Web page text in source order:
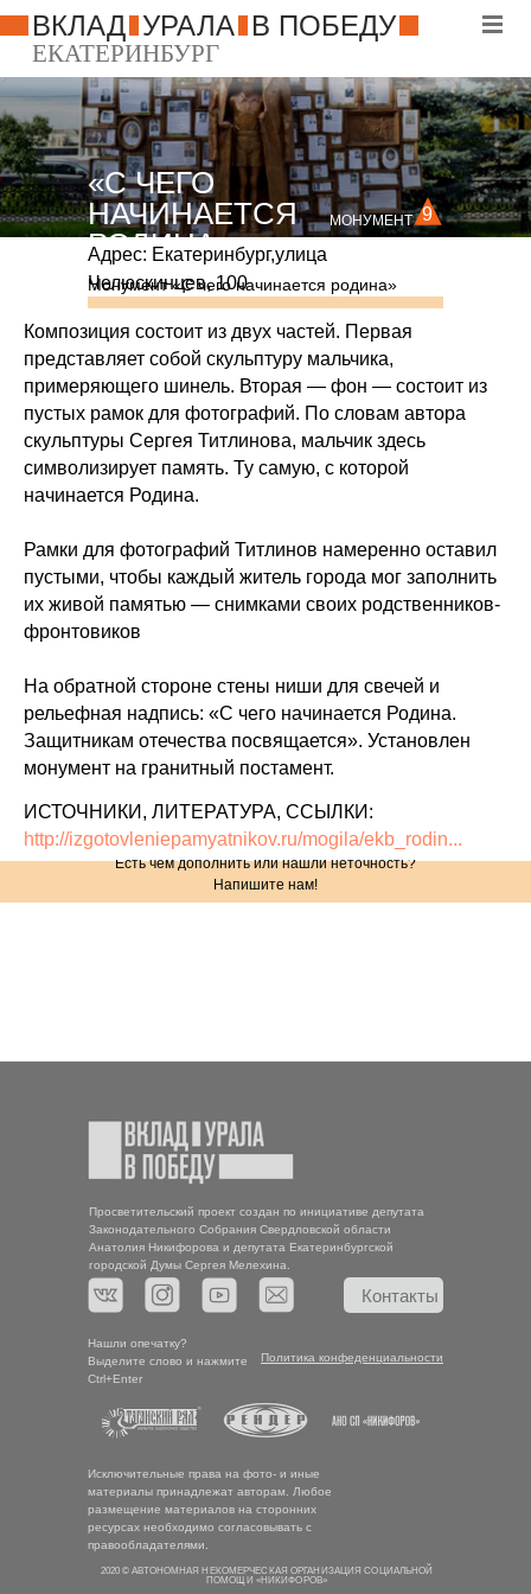
ВКЛАД УРАЛА В ПОБЕДУ
ЕКАТЕРИНБУРГ
«С ЧЕГО
НАЧИНАЕТСЯ
РОДИНА»
9
МОНУМЕНТ
Адрес: Екатеринбург,улица
Челюскинцев, 100
Монумент «С чего начинается родина»
Композиция состоит из двух частей. Первая
представляет собой скульптуру мальчика,
примеряющего шинель. Вторая — фон — состоит из
пустых рамок для фотографий. По словам автора
скульптуры Сергея Титлинова, мальчик здесь
символизирует память. Ту самую, с которой
начинается Родина.
Рамки для фотографий Титлинов намеренно оставил
пустыми, чтобы каждый житель города мог заполнить
их живой памятью — снимками своих родственников-
фронтовиков
На обратной стороне стены ниши для свечей и
рельефная надпись: «С чего начинается Родина.
Защитникам отечества посвящается». Установлен
монумент на гранитный постамент.
ИСТОЧНИКИ, ЛИТЕРАТУРА, ССЫЛКИ:
http://izgotovleniepamyatnikov.ru/mogila/ekb_rodin...
Есть чем дополнить или нашли неточность?
Напишите нам!
Просветительский проект создан по инициативе депутата
Законодательного Собрания Свердловской области
Анатолия Никифорова и депутата Екатеринбургской
городской Думы Сергея Мелехина.
Исключительные права на фото- и иные
материалы принадлежат авторам. Любое
размещение материалов на сторонних
ресурсах необходимо согласовывать с
правообладателями.
2020 © АВТОНОМНАЯ НЕКОМЕРЧЕСКАЯ ОРГАНИЗАЦИЯ СОЦИАЛЬНОЙ
ПОМОЩИ «НИКИФОРОВ»
Контакты
Нашли опечатку?
Выделите слово и нажмите
Ctrl+Enter
Политика конфеденциальности